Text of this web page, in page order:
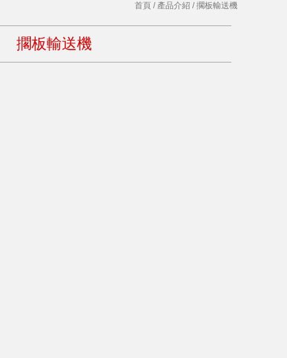
首頁 / 產品介紹 / 擱板輸送機
擱板輸送機